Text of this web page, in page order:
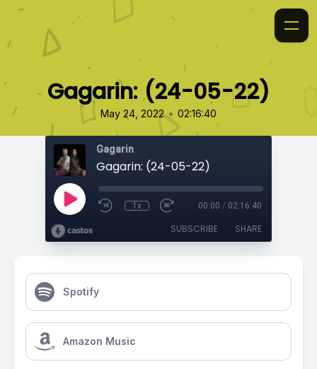
Gagarin: (24-05-22)
May 24, 2022 • 02:16:40
Gagarin
Gagarin: (24-05-22)
1x 00:00 / 02:16:40
SUBSCRIBE SHARE
Spotify
Amazon Music